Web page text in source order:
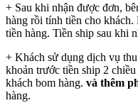
+ Sau khi nhận được đơn,
hàng rồi tính tiền cho
tiền hàng. Tiền ship sau khi
+ Khách sử dụng dịch vụ
khoản trước tiền ship 2
khách bom hàng. và thêm
hàng.